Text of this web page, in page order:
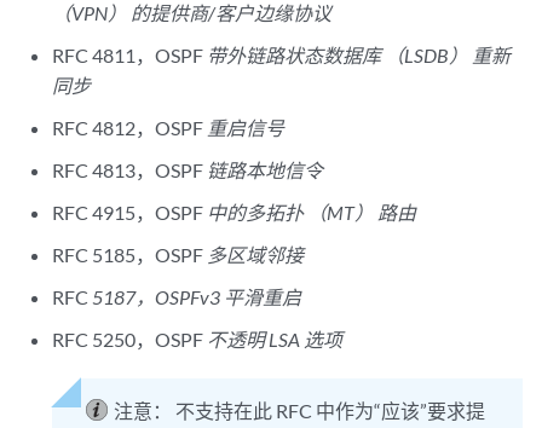
（VPN） 的提供商/客户边缘协议
RFC 4811，OSPF 带外链路状态数据库 （LSDB） 重新
同步
RFC 4812，OSPF 重启信号
RFC 4813，OSPF 链路本地信令
RFC 4915，OSPF 中的多拓扑 （MT） 路由
RFC 5185，OSPF 多区域邻接
RFC5187，OSPFv3 平滑重启
RFC 5250，OSPF 不透明 LSA 选项
注意：
不支持在此 RFC 中作为“应该”要求提